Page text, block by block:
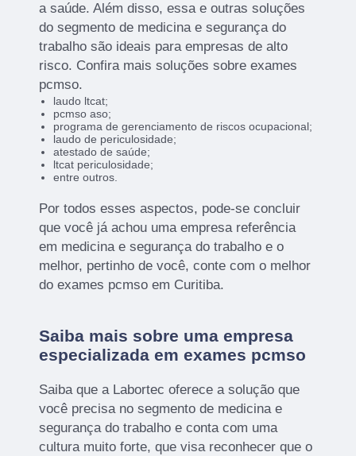
a saúde. Além disso, essa e outras soluções
do segmento de medicina e segurança do
trabalho são ideais para empresas de alto
risco. Confira mais soluções sobre exames
pcmso.
laudo ltcat;
pcmso aso;
programa de gerenciamento de riscos ocupacional;
laudo de periculosidade;
atestado de saúde;
ltcat periculosidade;
entre outros.
Por todos esses aspectos, pode-se concluir
que você já achou uma empresa referência
em medicina e segurança do trabalho e o
melhor, pertinho de você, conte com o melhor
do exames pcmso em Curitiba.
Saiba mais sobre uma empresa
especializada em exames pcmso
Saiba que a Labortec oferece a solução que
você precisa no segmento de medicina e
segurança do trabalho e conta com uma
cultura muito forte, que visa reconhecer que o